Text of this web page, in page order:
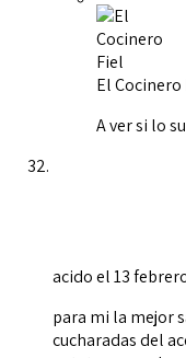
El Cocinero
A ver si lo
acidoel 13
para mi la mejor
cucharadas del